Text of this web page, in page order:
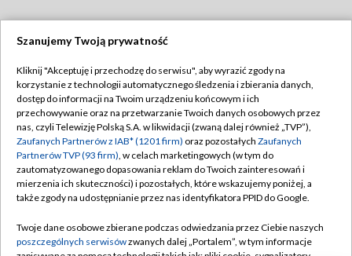
TVP
Abonament TVP
Emisja w TVP
Centrum informacji TVP
Naziemna Telewizja Cyfrowa
Rada Programowa
Regulamin TVP
Polityka prywatności
Moje zgody
Pomoc
Kontakt
Szanujemy Twoją prywatność
Kliknij "Akceptuję i przechodzę do serwisu", aby wyrazić zgody na
korzystanie z technologii automatycznego śledzenia i zbierania danych,
dostęp do informacji na Twoim urządzeniu końcowym i ich
przechowywanie oraz na przetwarzanie Twoich danych osobowych przez
nas, czyli Telewizję Polską S.A. w likwidacji (zwaną dalej również „TVP”),
Zaufanych Partnerów z IAB* (1201 firm) oraz pozostałych Zaufanych
Partnerów TVP (93 firm), w celach marketingowych (w tym do
zautomatyzowanego dopasowania reklam do Twoich zainteresowań i
mierzenia ich skuteczności) i pozostałych, które wskazujemy poniżej, a
także zgody na udostępnianie przez nas identyfikatora PPID do Google.
Twoje dane osobowe zbierane podczas odwiedzania przez Ciebie naszych
poszczególnych serwisówzwanych dalej „Portalem”, w tym informacje